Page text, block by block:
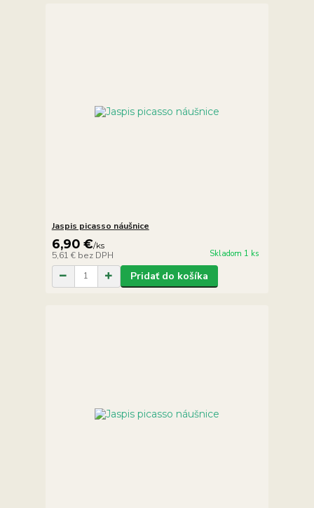
Jaspis picasso náušnice
6,90 €/ks
5,61 € bez DPH Skladom 1 ks
Pridať do košíka